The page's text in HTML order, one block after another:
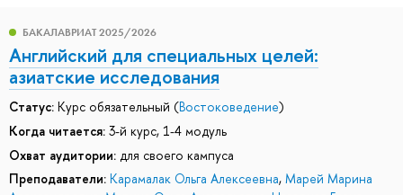
БАКАЛАВРИАТ 2025/2026
Английский для специальных целей:
азиатские исследования
Статус: Курс обязательный (Востоковедение)
Когда читается: 3-й курс, 1-4 модуль
Охват аудитории: для своего кампуса
Преподаватели: Карамалак Ольга Алексеевна, Марей Марина